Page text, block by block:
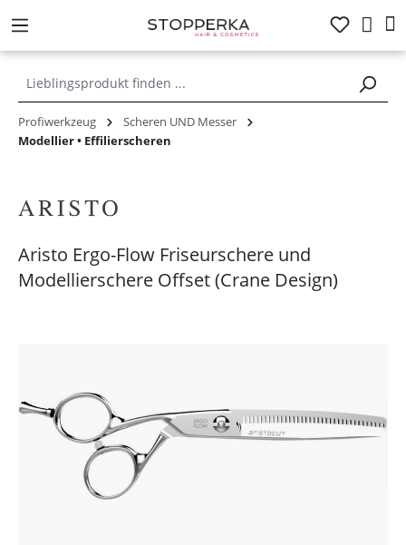
springen
Profiwerkzeug
Scheren UND Messer
Modellier • Effilierscheren
Aristo Ergo-Flow Friseurschere und
Modellierschere Offset (Crane Design)